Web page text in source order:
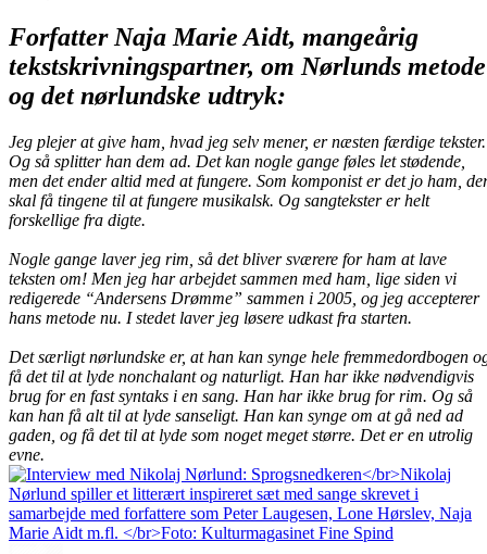
Forfatter Naja Marie Aidt, mangeårig
tekstskrivningspartner, om Nørlunds metode
og det nørlundske udtryk:
Jeg plejer at give ham, hvad jeg selv mener, er næsten færdige tekster.
Og så splitter han dem ad. Det kan nogle gange føles let stødende,
men det ender altid med at fungere. Som komponist er det jo ham,
skal få tingene til at fungere musikalsk. Og sangtekster er helt
forskellige fra digte.
Nogle gange laver jeg rim, så det bliver sværere for ham at lave
teksten om! Men jeg har arbejdet sammen med ham, lige siden vi
redigerede “Andersens Drømme” sammen i 2005, og jeg accepterer
hans metode nu. I stedet laver jeg løsere udkast fra starten.
Det særligt nørlundske er, at han kan synge hele fremmedordbogen
få det til at lyde nonchalant og naturligt. Han har ikke nødvendigvis
brug for en fast syntaks i en sang. Han har ikke brug for rim. Og så
kan han få alt til at lyde sanseligt. Han kan synge om at gå ned ad
gaden, og få det til at lyde som noget meget større. Det er en utrolig
evne.